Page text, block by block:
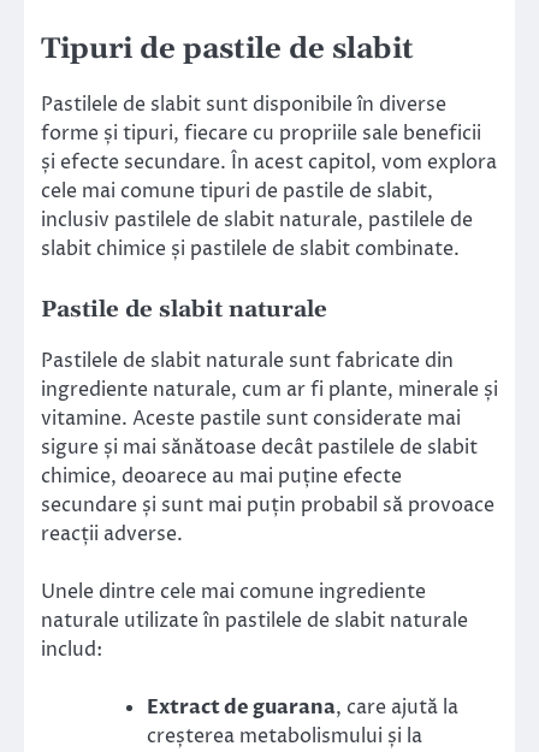
Tipuri de pastile de slabit
Pastilele de slabit sunt disponibile în diverse
forme și tipuri, fiecare cu propriile sale beneficii
și efecte secundare. În acest capitol, vom explora
cele mai comune tipuri de pastile de slabit,
inclusiv pastilele de slabit naturale, pastilele de
slabit chimice și pastilele de slabit combinate.
Pastile de slabit naturale
Pastilele de slabit naturale sunt fabricate din
ingrediente naturale, cum ar fi plante, minerale și
vitamine. Aceste pastile sunt considerate mai
sigure și mai sănătoase decât pastilele de slabit
chimice, deoarece au mai puține efecte
secundare și sunt mai puțin probabil să provoace
reacții adverse.
Unele dintre cele mai comune ingrediente
naturale utilizate în pastilele de slabit naturale
includ:
Extract de guarana, care ajută la
creșterea metabolismului și la